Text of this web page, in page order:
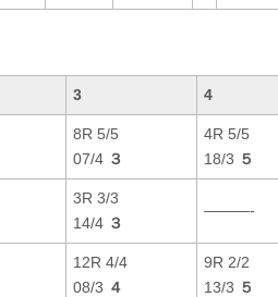
3 4
8R 5/5
07/4 ３
4R 5/5
18/3 ５
3R 3/3
14/4 ３
———-
12R 4/4
08/3 ４
9R 2/2
13/3 ５